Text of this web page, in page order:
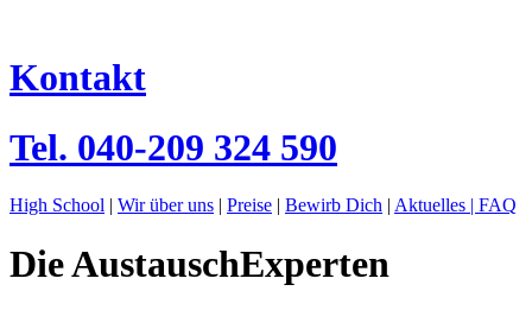
Kontakt
Tel. 040-209 324 590
High School | Wir über uns | Preise | Bewirb Dich | Aktuelles | FAQ
Die AustauschExperten